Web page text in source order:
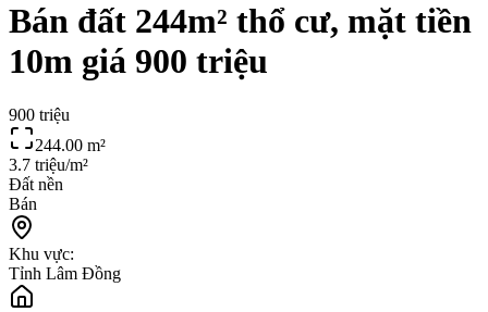
Bán đất 244m² thổ cư, mặt tiền
10m giá 900 triệu
900 triệu
244.00 m²
3.7 triệu/m²
Đất nền
Bán
Khu vực:
Tỉnh Lâm Đồng